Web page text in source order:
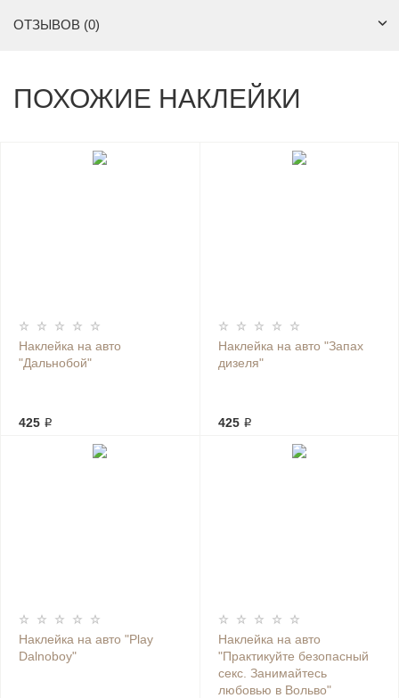
ОТЗЫВОВ (0)
ПОХОЖИЕ НАКЛЕЙКИ
Наклейка на авто
"Дальнобой"
425 ₽
Наклейка на авто "Запах
дизеля"
425 ₽
Наклейка на авто "Play
Dalnoboy"
Наклейка на авто
"Практикуйте безопасный
секс. Занимайтесь
любовью в Вольво"